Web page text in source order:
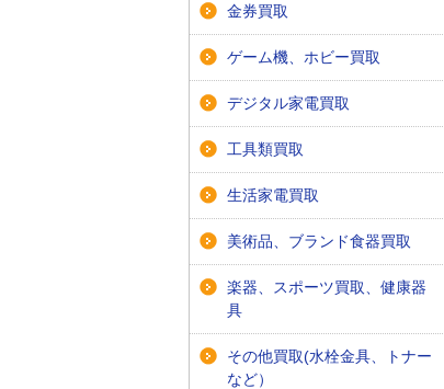
金券買取
ゲーム機、ホビー買取
デジタル家電買取
工具類買取
生活家電買取
美術品、ブランド食器買取
楽器、スポーツ買取、健康器
具
その他買取(水栓金具、トナー
など）